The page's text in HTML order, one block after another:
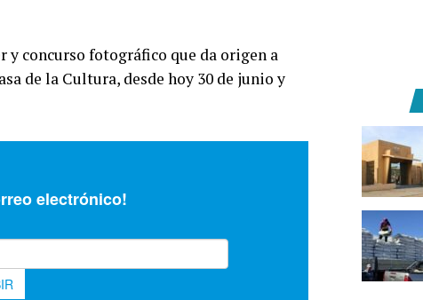
concurso fotográfico que da origen a
de la Cultura, desde hoy 30 de junio y